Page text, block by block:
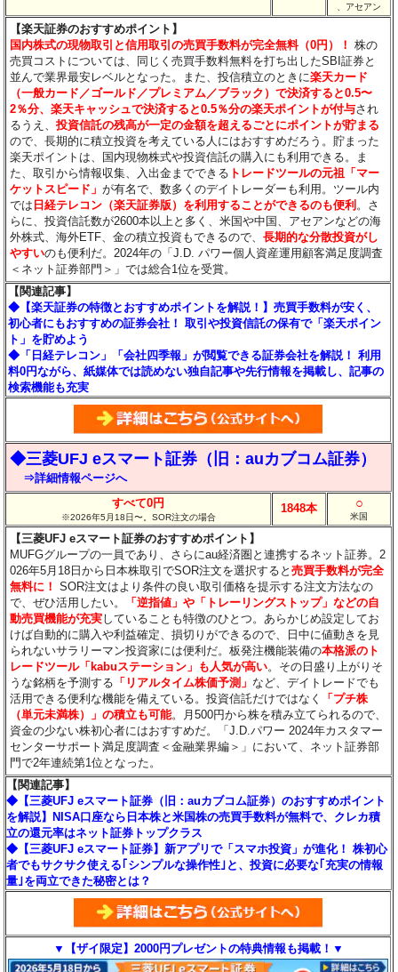
、アセアン
【楽天証券のおすすめポイント】
国内株式の現物取引と信用取引の売買手数料が完全無料（0円）！ 株の
売買コストについては、同じく売買手数料無料を打ち出したSBI証券と
並んで業界最安レベルとなった。また、投信積立のときに楽天カード
（一般カード／ゴールド／プレミアム／ブラック）で決済すると0.5〜
2％分、楽天キャッシュで決済すると0.5％分の楽天ポイントが付与され
るうえ、投資信託の残高が一定の金額を超えるごとにポイントが貯まる
ので、長期的に積立投資を考えている人にはおすすめだろう。貯まった
楽天ポイントは、国内現物株式や投資信託の購入にも利用できる。ま
た、取引から情報収集、入出金までできる トレードツールの元祖「マー
ケットスピード」が有名で、数多くのデイトレーダーも利用。ツール内
では 日経テレコン（楽天証券版）を利用することができるのも便利 。さ
らに、投資信託数が2600本以上と多く、米国や中国、アセアンなどの海
外株式、海外ETF、金の積立投資もできるので、長期的な分散投資がし
やすいのも便利だ。2024年の「J.D. パワー個人資産運用顧客満足度調査
＜ネット証券部門＞」では総合1位を受賞。
【関連記事】
◆【楽天証券の特徴とおすすめポイントを解説！】売買手数料が安く、
初心者にもおすすめの証券会社！ 取引や投資信託の保有で「楽天ポイン
ト」を貯めよう
◆「日経テレコン」「会社四季報」が閲覧できる証券会社を解説！ 利用
料0円ながら、紙媒体では読めない独自記事や先行情報を掲載し、記事の
検索機能も充実
◆三菱UFJ eスマート証券（旧：auカブコム証券）
⇒詳細情報ページへ
すべて0円
※2026年5月18日〜。SOR注文の場合
1848本 ○
米国
【三菱UFJ eスマート証券のおすすめポイント】
MUFGグループの一員であり、さらにau経済圏と連携するネット証券。2
026年5月18日から日本株取引でSOR注文を選択すると売買手数料が完全
無料に！ SOR注文はより条件の良い取引価格を提示する注文方法なの
で、ぜひ活用したい。
「逆指値」や「トレーリングストップ」などの自
動売買機能が充実していることも特徴のひとつ。あらかじめ設定してお
けば自動的に購入や利益確定、損切りができるので、日中に値動きを見
られないサラリーマン投資家には便利だ。板発注機能装備の本格派のト
レードツール「kabuステーション」も人気が高い。その日盛り上がりそ
うな銘柄を予測する 「リアルタイム株価予測」 など、デイトレードでも
活用できる便利な機能を備えている。投資信託だけではなく
「プチ株
（単元未満株）」の積立も可能。月500円から株を積み立てられるので、
資金の少ない株初心者にはおすすめだ。「J.D.パワー 2024年カスタマー
センターサポート満足度調査＜金融業界編＞」において、ネット証券部
門で2年連続第1位となった。
【関連記事】
◆【三菱UFJ eスマート証券（旧：auカブコム証券）のおすすめポイント
を解説】NISA口座なら日本株と米国株の売買手数料が無料で、クレカ積
立の還元率はネット証券トップクラス
◆【三菱UFJ eスマート証券】新アプリで「スマホ投資」が進化！ 株初心
者でもサクサク使える｢シンプルな操作性｣と、投資に必要な｢充実の情報
量｣を両立できた秘密とは？
▼【ザイ限定】2000円プレゼントの特典情報も掲載！▼